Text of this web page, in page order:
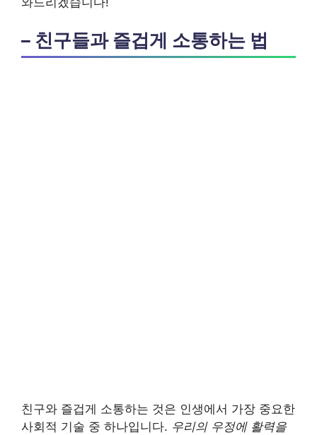
– 친구들과 즐겁게 소통하는 법
친구와 즐겁게 소통하는 것은 인생에서 가장 중요한
사회적 기술 중 하나입니다. 우리의 우정에 활력을